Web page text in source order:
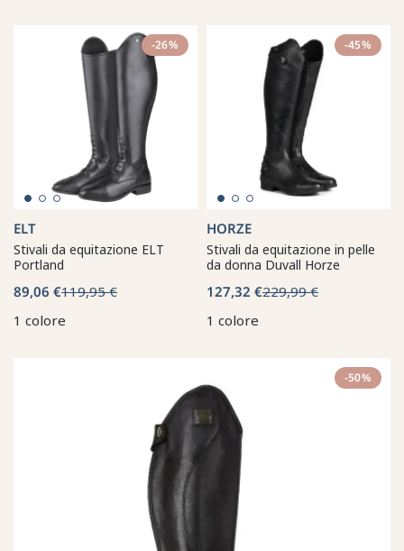
-26%
ELT
Stivali da equitazione ELT
Portland
89,06 €119,95 €
1 colore
-45%
HORZE
Stivali da equitazione in pelle
da donna Duvall Horze
127,32 €229,99 €
1 colore
-50%